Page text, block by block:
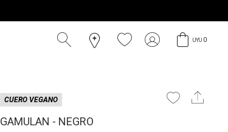
UYU 0
CUERO VEGANO
GAMULAN - NEGRO